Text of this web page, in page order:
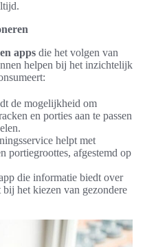
apps die het volgen van
helpen bij het inzichtelijk
de mogelijkheid om
en porties aan te passen
helpt met
portiegroottes, afgestemd op
die informatie biedt over
het kiezen van gezondere